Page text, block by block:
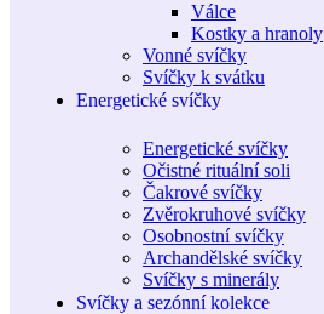
Válce
Kostky a hranoly
Vonné svíčky
Svíčky k svátku
Energetické svíčky
Energetické svíčky
Očistné rituální soli
Čakrové svíčky
Zvěrokruhové svíčky
Osobnostní svíčky
Archandělské svíčky
Svíčky s minerály
Svíčky a sezónní kolekce